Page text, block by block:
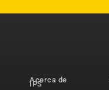
Acerca de
IPS